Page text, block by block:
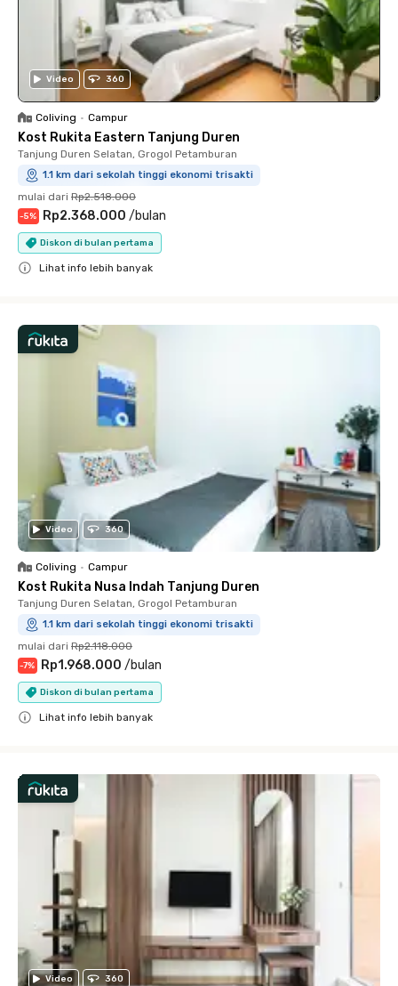
Video 360
Coliving • Campur
Kost Rukita Eastern Tanjung Duren
Tanjung Duren Selatan, Grogol Petamburan
1.1 km dari sekolah tinggi ekonomi trisakti
mulai dari Rp2.518.000
-5% Rp2.368.000 /bulan
Diskon di bulan pertama
Lihat info lebih banyak
Video 360
Coliving • Campur
Kost Rukita Nusa Indah Tanjung Duren
Tanjung Duren Selatan, Grogol Petamburan
1.1 km dari sekolah tinggi ekonomi trisakti
mulai dari Rp2.118.000
-7% Rp1.968.000 /bulan
Diskon di bulan pertama
Lihat info lebih banyak
Video 360